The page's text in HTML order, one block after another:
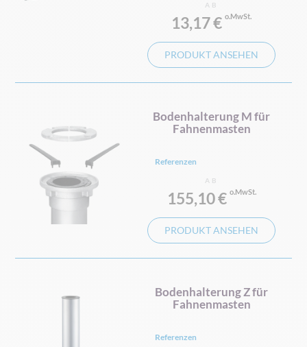
AB
13,17 €
PRODUKT ANSEHEN
Bodenhalterung M für
Fahnenmasten
Referenzen
AB
155,10 €
PRODUKT ANSEHEN
Bodenhalterung Z für
Fahnenmasten
Referenzen